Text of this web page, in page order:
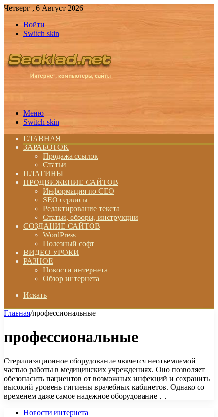
Четверг , 6 Август 2026
Войти
Switch skin
Меню
Switch skin
ГЛАВНАЯ
ЗАРАБОТОК
Продажа ссылок
Статьи
ПЛАГИНЫ
ПРОДВИЖЕНИЕ САЙТОВ
Информация по СЕО
SEO сервисы
Редактирование текста
Статьи, обзоры, инструкции
СОЗДАНИЕ САЙТОВ
WordPress
Полезный софт
ВИДЕО УРОКИ
РАЗНОЕ
Новости интернета
Обзор интернета
Искать
Главная/профессиональные
профессиональные
Стерилизационное оборудование является неотъемлемой
частью работы в медицинских учреждениях. Оно позволяет
обезопасить пациентов от возможных инфекций и сохранить
высокий уровень гигиены врачебных кабинетов. Однако со
временем даже самое надежное оборудование …
Новости интернета